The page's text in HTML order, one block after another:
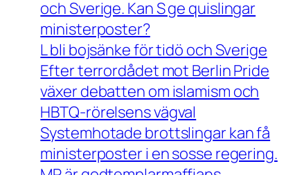
och Sverige. Kan S ge quislingar
ministerposter?
L bli bojsänke för tidö och Sverige
Efter terrordådet mot Berlin Pride
växer debatten om islamism och
HBTQ-rörelsens vägval
Systemhotade brottslingar kan få
ministerposter i en sosse regering.